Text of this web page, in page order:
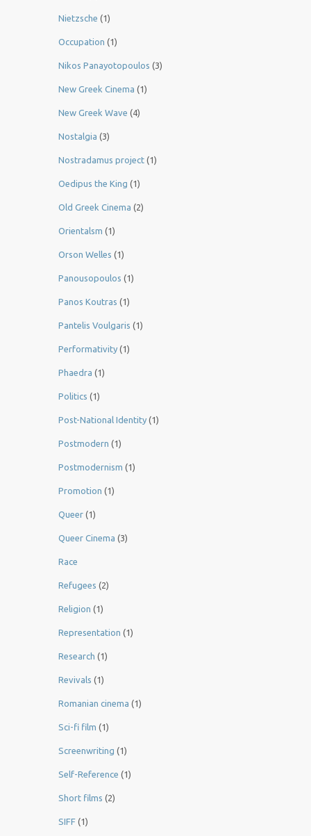
Nietzsche (1)
Occupation (1)
Nikos Panayotopoulos (3)
New Greek Cinema (1)
New Greek Wave (4)
Nostalgia (3)
Nostradamus project (1)
Oedipus the King (1)
Old Greek Cinema (2)
Orientalsm (1)
Orson Welles (1)
Panousopoulos (1)
Panos Koutras (1)
Pantelis Voulgaris (1)
Performativity (1)
Phaedra (1)
Politics (1)
Post-National Identity (1)
Postmodern (1)
Postmodernism (1)
Promotion (1)
Queer (1)
Queer Cinema (3)
Race
Refugees (2)
Religion (1)
Representation (1)
Research (1)
Revivals (1)
Romanian cinema (1)
Sci-fi film (1)
Screenwriting (1)
Self-Reference (1)
Short films (2)
SIFF (1)